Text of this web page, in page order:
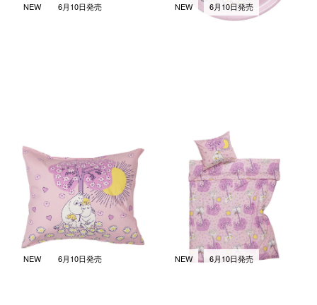
NEW 6月10日発売
ムーミン ベッドルーム枕カバ
ー 50x70cm スイートハーツ
￥1,980
(税込)
NEW 6月10日発売
ムーミン ベッドルーム ベッド
カバーセット 150x210cm スイ
ートハーツ
￥10,450 (税込)
NEW 6月10日発売 NEW 6月10日発売